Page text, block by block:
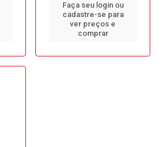
Faça seu login ou
cadastre-se para
ver preços e
comprar